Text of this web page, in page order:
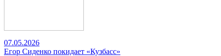
07.05.2026
Егор Сиденко покидает «Кузбасс»